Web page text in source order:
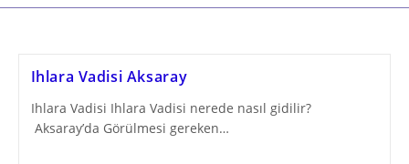
Ihlara Vadisi Aksaray
Ihlara Vadisi Ihlara Vadisi nerede nasıl gidilir?
Aksaray’da Görülmesi gereken…